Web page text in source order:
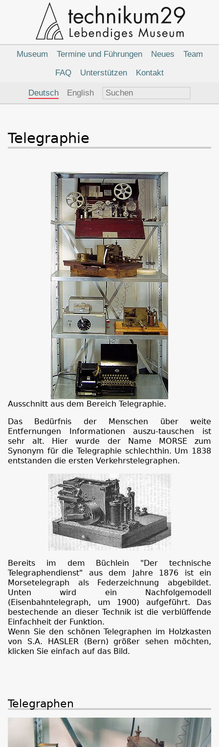
Telegraphie
Ausschnitt aus dem Bereich Telegraphie.
Das Bedürfnis der Menschen über weite
Entfernungen Informationen auszu-tauschen ist
sehr alt. Hier wurde der Name MORSE zum
Synonym für die Telegraphie schlechthin. Um 1838
entstanden die ersten Verkehrstelegraphen.
Bereits im dem Büchlein "Der technische
Telegraphendienst" aus dem Jahre 1876 ist ein
Morsetelegraph als Federzeichnung abgebildet.
Unten wird ein Nachfolgemodell
(Eisenbahntelegraph, um 1900) aufgeführt. Das
bestechende an dieser Technik ist die verblüffende
Einfachheit der Funktion.
Wenn Sie den schönen Telegraphen im Holzkasten
von S.A. HASLER (Bern) größer sehen möchten,
klicken Sie einfach auf das Bild.
Telegraphen
Hauptnavigation
Museum Termine und Führungen Neues
Team
FAQ
Unterstützen Kontakt
Sprachauswahl
Deutsch English